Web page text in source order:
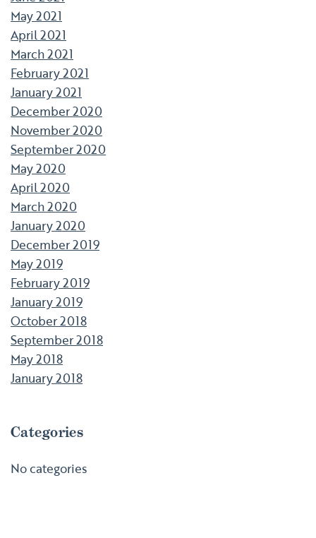
May 2021
April 2021
March 2021
February 2021
January 2021
December 2020
November 2020
September 2020
May 2020
April 2020
March 2020
January 2020
December 2019
May 2019
February 2019
January 2019
October 2018
September 2018
May 2018
January 2018
Categories
No categories